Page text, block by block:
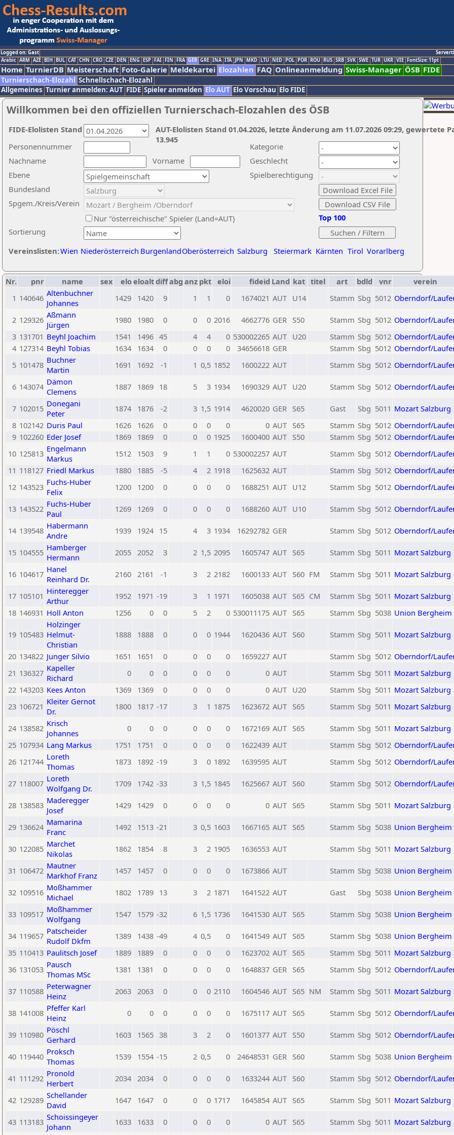
Logged on: Gast
Arabic ARM AZE BIH BUL CAT CHN CRO CZE DEN ENG ESP FAI FIN FRA GER GRE INA ITA JPN MKD LTU NED POL POR ROU RUS SRB SVK SWE TUR UKR VIE FontSize:11pt
Home TurnierDB Meisterschaft Foto-Galerie Meldekartei Elozahlen FAQ Onlineanmeldung Swiss-Manager ÖSB FIDE
Turnierschach-Elozahl Schnellschach-Elozahl
Allgemeines Turnier anmelden: AUT FIDE Spieler anmelden Elo AUT Elo Vorschau Elo FIDE
Willkommen bei den offiziellen Turnierschach-Elozahlen des ÖSB
Nachname
Vorname
Ebene
Kategorie
Sortierung
Personennummer
Bundesland
Spgem./Kreis/Verein
Geschlecht
Nur "österreichische" Spieler (Land=AUT)
Spielberechtigung
Vereinslisten:Wien Niederösterreich BurgenlandOberösterreich Salzburg Steiermark Kärnten Tirol Vorarlberg
Top 100
AUT-Elolisten Stand 01.04.2026, letzte Änderung am 11.07.2026 09:29, gewertete
13.945
FIDE-Elolisten Stand
Nr. pnr name sex eloeloaltdiffabg anz pkt eloi fideid Land kat titel art bdld vnr
verein
1 140646 Altenbuchner
Johannes
1429 1420 9 1 1 0 1674021 AUT U14 Stamm Sbg 5012 Oberndorf/
2 129326 Aßmann
Jürgen
1980 1980 0 0 0 2016 4662776 GER S50 Stamm Sbg 5012 Oberndorf/
3 131701 Beyhl Joachim 1541 1496 45 4 4 0 530002265 AUT U20 Stamm Sbg 5012 Oberndorf/
4 127314 Beyhl Tobias 1634 1634 0 0 0 0 34656618 GER Stamm Sbg 5012 Oberndorf/
5 101478 Buchner
Martin
1691 1692 -1 1 0,5 1852 1600222 AUT Stamm Sbg 5012 Oberndorf/
6 143074 Dämon
Clemens
1887 1869 18 5 3 1934 1690329 AUT U20 Stamm Sbg 5012 Oberndorf/
7 102015 Donegani
Peter
1874 1876 -2 3 1,5 1914 4620020 GER S65 Gast Sbg 5011 Mozart Salzburg
8 102142 Duris Paul 1626 1626 0 0 0 0 0 AUT S65 Stamm Sbg 5012 Oberndorf/
9 102260 Eder Josef 1869 1869 0 0 0 1925 1600400 AUT S50 Stamm Sbg 5012 Oberndorf/
10 125813 Engelmann
Markus
1512 1503 9 1 1 0 530002257 AUT Stamm Sbg 5012 Oberndorf/
11 118127 Friedl Markus 1880 1885 -5 4 2 1918 1625632 AUT Stamm Sbg 5012 Oberndorf/
12 143523 Fuchs-Huber
Felix
1200 1200 0 0 0 0 1688251 AUT U12 Stamm Sbg 5012 Oberndorf/
13 143522 Fuchs-Huber
Paul
1269 1269 0 0 0 0 1688260 AUT U10 Stamm Sbg 5012 Oberndorf/
14 139548 Habermann
Andre
1939 1924 15 4 3 1934 16292782 GER Stamm Sbg 5012 Oberndorf/
15 104555 Hamberger
Hermann
2055 2052 3 2 1,5 2095 1605747 AUT S65 Stamm Sbg 5011 Mozart Salzburg
16 104617 Hanel
Reinhard Dr.
2160 2161 -1 3 2 2182 1600133 AUT S60 FM Stamm Sbg 5011 Mozart Salzburg
17 105101 Hinteregger
Arthur
1952 1971 -19 3 1 1971 1605038 AUT S65 CM Stamm Sbg 5011 Mozart Salzburg
18 146931 Holl Anton 1256 0 0 5 2 0 530011175 AUT S65 Stamm Sbg 5038 Union Bergheim
19 105483
Holzinger
Helmut-
Christian
1888 1888 0 0 0 1944 1620436 AUT S60 Stamm Sbg 5011 Mozart Salzburg
20 134822 Junger Silvio 1651 1651 0 0 0 0 1659227 AUT Stamm Sbg 5012 Oberndorf/
21 136327 Kapeller
Richard
0 0 0 0 0 0 0 AUT Stamm Sbg 5011 Mozart Salzburg
22 143203 Kees Anton 1369 1369 0 0 0 0 0 AUT U20 Stamm Sbg 5011 Mozart Salzburg
23 106721 Kleiter Gernot
Dr.
1800 1817 -17 3 1 1875 1623672 AUT S65 Stamm Sbg 5011 Mozart Salzburg
24 138582 Krisch
Johannes
0 0 0 0 0 0 1672169 AUT S65 Stamm Sbg 5011 Mozart Salzburg
25 107934 Lang Markus 1751 1751 0 0 0 0 1622439 AUT Stamm Sbg 5012 Oberndorf/
26 121744 Loreth
Thomas
1873 1892 -19 3 0 1892 1639595 AUT Stamm Sbg 5012 Oberndorf/
27 118007 Loreth
Wolfgang Dr.
1709 1742 -33 3 1,5 1845 1625667 AUT S60 Stamm Sbg 5012 Oberndorf/
28 138583 Maderegger
Josef
1429 1429 0 0 0 0 0 AUT S65 Stamm Sbg 5011 Mozart Salzburg
29 136624 Mamarina
Franc
1492 1513 -21 3 0,5 1603 1667165 AUT S65 Stamm Sbg 5038 Union Bergheim
30 122085 Marchet
Nikolas
1862 1854 8 3 2 1905 1636553 AUT Stamm Sbg 5011 Mozart Salzburg
31 106472 Mautner
Markhof Franz
1457 1457 0 0 0 0 1673866 AUT Stamm Sbg 5038 Union Bergheim
32 109516 Moßhammer
Michael
1802 1789 13 3 2 1871 1641522 AUT Gast Sbg 5038 Union Bergheim
33 109517 Moßhammer
Wolfgang
1547 1579 -32 6 1,5 1736 1641530 AUT S65 Stamm Sbg 5038 Union Bergheim
34 119657 Patscheider
Rudolf Dkfm
1389 1438 -49 4 0,5 0 1641549 AUT S65 Stamm Sbg 5038 Union Bergheim
35 110413 Paulitsch Josef 1889 1889 0 0 0 0 1623702 AUT S65 Stamm Sbg 5011 Mozart Salzburg
36 131053 Pausch
Thomas MSc
1381 1381 0 0 0 0 1648837 GER S65 Stamm Sbg 5012 Oberndorf/
37 110588 Peterwagner
Heinz
2063 2063 0 0 0 2110 1604546 AUT S65 NM Stamm Sbg 5011 Mozart Salzburg
38 141008 Pfeffer Karl
Heinz
0 0 0 0 0 0 1675117 AUT S65 Stamm Sbg 5012 Oberndorf/
39 110980 Pöschl
Gerhard
1603 1565 38 3 2 0 1601377 AUT S50 Stamm Sbg 5012 Oberndorf/
40 119440 Proksch
Thomas
1539 1554 -15 2 0,5 0 24648531 GER S60 Stamm Sbg 5038 Union Bergheim
41 111292 Pronold
Herbert
2034 2034 0 0 0 0 1633244 AUT S60 Stamm Sbg 5012 Oberndorf/
42 129289 Schellander
David
1647 1647 0 0 0 1717 1645854 AUT S65 Stamm Sbg 5011 Mozart Salzburg
43 113183 Schoissingeyer
Johann
1633 1633 0 0 0 0 0 AUT S65 Stamm Sbg 5011 Mozart Salzburg